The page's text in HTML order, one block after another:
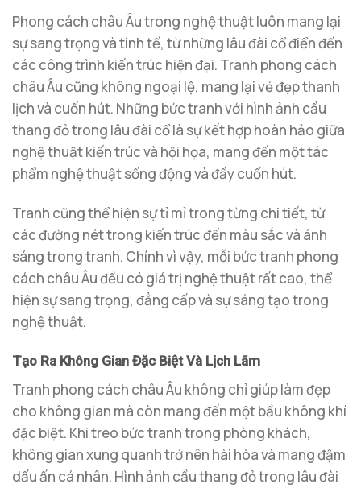
Phong cách châu Âu trong nghệ thuật luôn mang lại
sự sang trọng và tinh tế, từ những lâu đài cổ điển đến
các công trình kiến trúc hiện đại. Tranh phong cách
châu Âu cũng không ngoại lệ, mang lại vẻ đẹp thanh
lịch và cuốn hút. Những bức tranh với hình ảnh cầu
thang đỏ trong lâu đài cổ là sự kết hợp hoàn hảo giữa
nghệ thuật kiến trúc và hội họa, mang đến một tác
phẩm nghệ thuật sống động và đầy cuốn hút.
Tranh cũng thể hiện sự tỉ mỉ trong từng chi tiết, từ
các đường nét trong kiến trúc đến màu sắc và ánh
sáng trong tranh. Chính vì vậy, mỗi bức tranh phong
cách châu Âu đều có giá trị nghệ thuật rất cao, thể
hiện sự sang trọng, đẳng cấp và sự sáng tạo trong
nghệ thuật.
Tạo Ra Không Gian Đặc Biệt Và Lịch Lãm
Tranh phong cách châu Âu không chỉ giúp làm đẹp
cho không gian mà còn mang đến một bầu không khí
đặc biệt. Khi treo bức tranh trong phòng khách,
không gian xung quanh trở nên hài hòa và mang đậm
dấu ấn cá nhân. Hình ảnh cầu thang đỏ trong lâu đài